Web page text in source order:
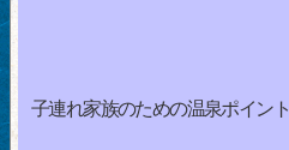
子連れ家族のための温泉ポイント